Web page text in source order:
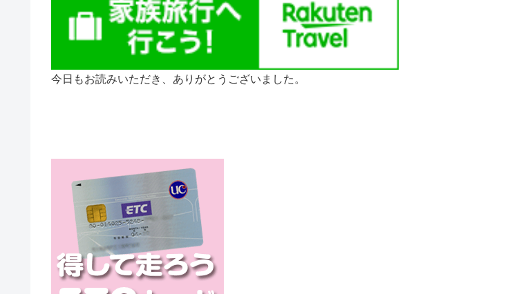
今日もお読みいただき、ありがとうございました。